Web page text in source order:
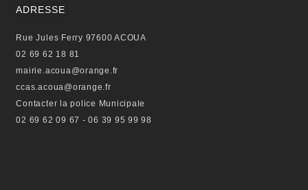
o
ADRESSE
Rue Jules Ferry 97600 ACOUA
02 69 62 18 81
mairie.acoua@orange.fr
ccas.acoua@orange.fr
Contacter la police Municipale
02 69 62 09 67 - 06 39 95 99 98